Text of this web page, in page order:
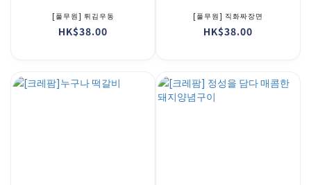
[풀무원] 튀김우동
HK$38.00
[풀무원] 직화짜장면
HK$38.00